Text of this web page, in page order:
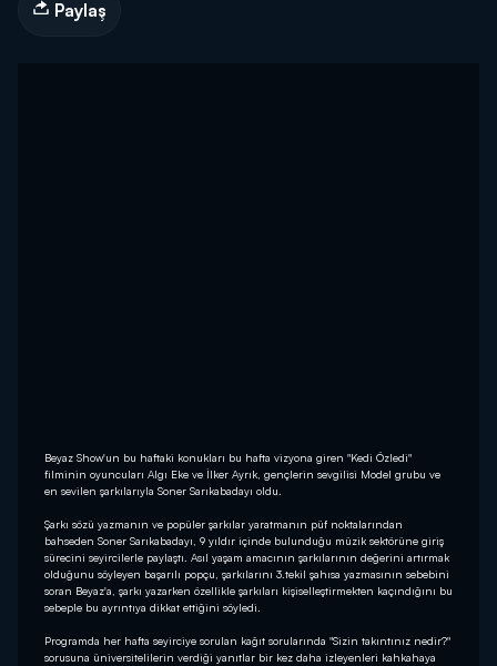
Paylaş
Beyaz Show'un bu haftaki konukları bu hafta vizyona giren "Kedi Özledi"
filminin oyuncuları Algı Eke ve İlker Ayrık, gençlerin sevgilisi Model grubu ve
en sevilen şarkılarıyla Soner Sarıkabadayı oldu.
Şarkı sözü yazmanın ve popüler şarkılar yaratmanın püf noktalarından
bahseden Soner Sarıkabadayı, 9 yıldır içinde bulunduğu müzik sektörüne giriş
sürecini seyircilerle paylaştı. Asıl yaşam amacının şarkılarının değerini artırmak
olduğunu söyleyen başarılı popçu, şarkılarını 3.tekil şahısa yazmasının sebebini
soran Beyaz'a, şarkı yazarken özellikle şarkıları kişiselleştirmekten kaçındığını bu
sebeple bu ayrıntıya dikkat ettiğini söyledi.
Programda her hafta seyirciye sorulan kağıt sorularında "Sizin takıntınız nedir?"
sorusuna üniversitelilerin verdiği yanıtlar bir kez daha izleyenleri kahkahaya